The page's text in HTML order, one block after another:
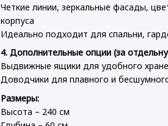
Четкие линии, зеркальные фасады,
корпуса
Идеально подходит для спальни,
4. Дополнительные опции (за
Выдвижные ящики для удобного
Доводчики для плавного и
Размеры:
Высота – 240 см